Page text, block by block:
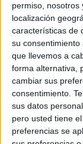
permiso, nosotros
localización
características de
su
que llevemos a
forma alternativa,
cambiar sus
consentimiento.
sus datos
pero usted tiene
preferencias se
l'arma.
Segons ha
va tenir lloc
Torrefortuna
buscar els
exmarit.